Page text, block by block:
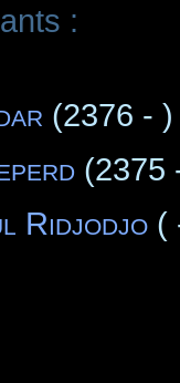
:
(2376 - )
(2375
Ridjodjo(